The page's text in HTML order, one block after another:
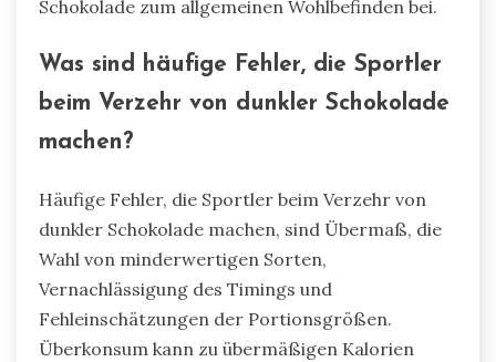
Schokolade zum allgemeinen Wohlbefinden bei.
Was sind häufige Fehler, die Sportler
beim Verzehr von dunkler Schokolade
machen?
Häufige Fehler, die Sportler beim Verzehr von
dunkler Schokolade machen, sind Übermaß, die
Wahl von minderwertigen Sorten,
Vernachlässigung des Timings und
Fehleinschätzungen der Portionsgrößen.
Überkonsum kann zu übermäßigen Kalorien